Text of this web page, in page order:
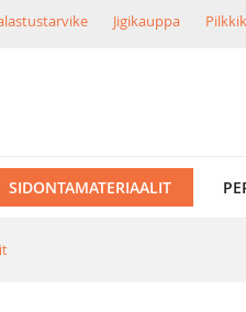
Jigikauppa
SIDONTAMATERIAALIT